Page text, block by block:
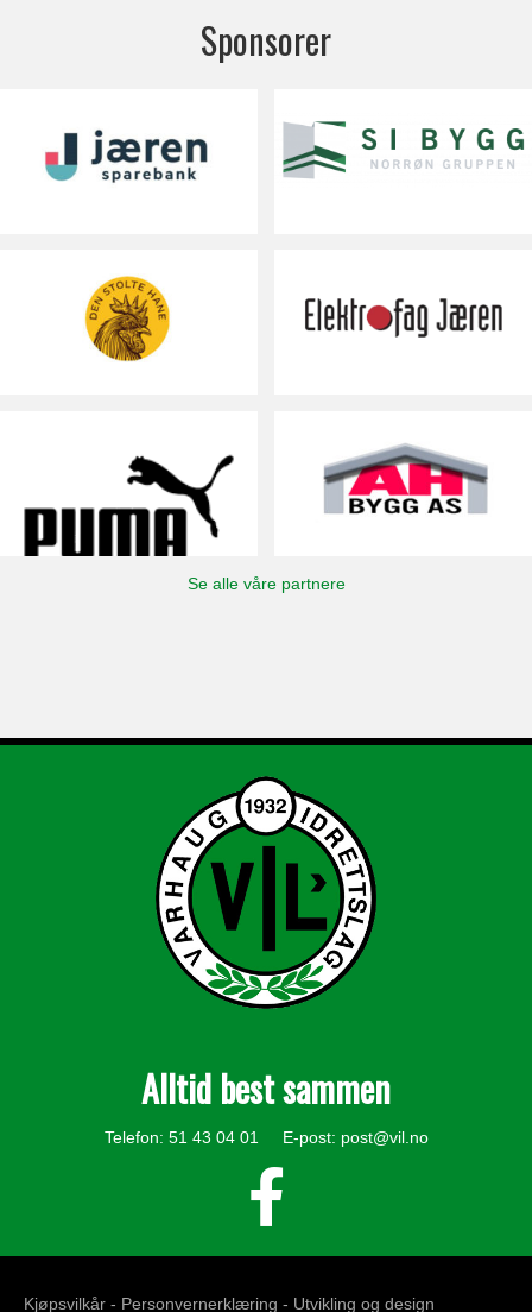
Sponsorer
Se alle våre partnere
Alltid best sammen
Telefon: 51 43 04 01 E-post: post@vil.no
Kjøpsvilkår - Personvernerklæring - Utvikling og design